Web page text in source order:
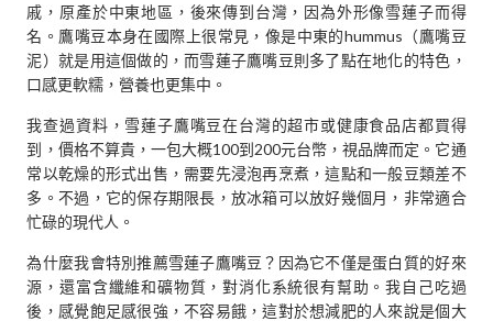
戚，原產於中東地區，後來傳到台灣，因為外形像雪蓮子而得
名。鷹嘴豆本身在國際上很常見，像是中東的hummus（鷹嘴豆
泥）就是用這個做的，而雪蓮子鷹嘴豆則多了點在地化的特色，
口感更軟糯，營養也更集中。
我查過資料，雪蓮子鷹嘴豆在台灣的超市或健康食品店都買得
到，價格不算貴，一包大概100到200元台幣，視品牌而定。它通
常以乾燥的形式出售，需要先浸泡再烹煮，這點和一般豆類差不
多。不過，它的保存期限長，放冰箱可以放好幾個月，非常適合
忙碌的現代人。
為什麼我會特別推薦雪蓮子鷹嘴豆？因為它不僅是蛋白質的好來
源，還富含纖維和礦物質，對消化系統很有幫助。我自己吃過
後，感覺飽足感很強，不容易餓，這對於想減肥的人來說是個大